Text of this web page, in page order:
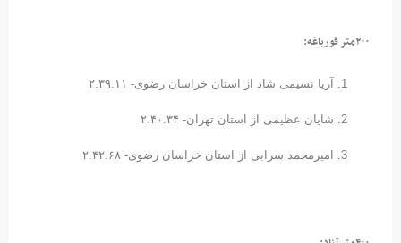
۲۰۰متر قورباغه:
آریا نسیمی شاد از استان خراسان رضوی- ۲.۳۹.۱۱
شایان عظیمی از استان تهران- ۲.۴۰.۳۴
امیرمحمد سرابی از استان خراسان رضوی- ۲.۴۲.۶۸